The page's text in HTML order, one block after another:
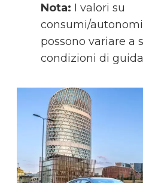
Nota: I valori su
consumi/
possono variare a
condizioni di